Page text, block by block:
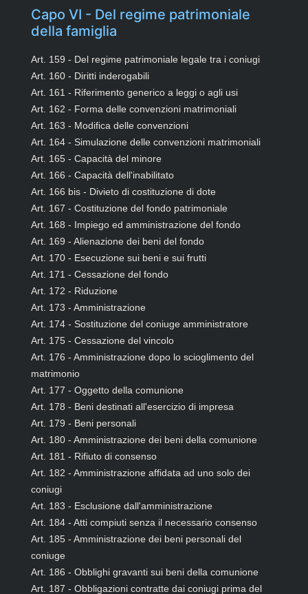
Capo VI - Del regime patrimoniale
della famiglia
Art. 159 - Del regime patrimoniale legale tra i coniugi
Art. 160 - Diritti inderogabili
Art. 161 - Riferimento generico a leggi o agli usi
Art. 162 - Forma delle convenzioni matrimoniali
Art. 163 - Modifica delle convenzioni
Art. 164 - Simulazione delle convenzioni matrimoniali
Art. 165 - Capacità del minore
Art. 166 - Capacità dell'inabilitato
Art. 166 bis - Divieto di costituzione di dote
Art. 167 - Costituzione del fondo patrimoniale
Art. 168 - Impiego ed amministrazione del fondo
Art. 169 - Alienazione dei beni del fondo
Art. 170 - Esecuzione sui beni e sui frutti
Art. 171 - Cessazione del fondo
Art. 172 - Riduzione
Art. 173 - Amministrazione
Art. 174 - Sostituzione del coniuge amministratore
Art. 175 - Cessazione del vincolo
Art. 176 - Amministrazione dopo lo scioglimento del
matrimonio
Art. 177 - Oggetto della comunione
Art. 178 - Beni destinati all'esercizio di impresa
Art. 179 - Beni personali
Art. 180 - Amministrazione dei beni della comunione
Art. 181 - Rifiuto di consenso
Art. 182 - Amministrazione affidata ad uno solo dei
coniugi
Art. 183 - Esclusione dall'amministrazione
Art. 184 - Atti compiuti senza il necessario consenso
Art. 185 - Amministrazione dei beni personali del
coniuge
Art. 186 - Obblighi gravanti sui beni della comunione
Art. 187 - Obbligazioni contratte dai coniugi prima del